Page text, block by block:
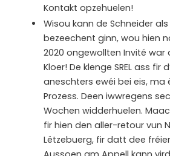
Kontakt opzehuelen!
Wisou kann de Schneider
bezeechent ginn, wou hien
2020 ongewollten Invité war
Kloer! De klenge SREL ass fir
aneschters ewéi bei eis, ma
Prozess. Deen iwwregens
Wochen widderhuelen.
fir hien den aller-retour vun
Lëtzebuerg, fir datt dee